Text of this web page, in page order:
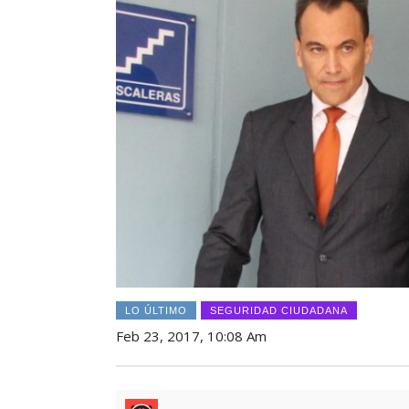
LO ÚLTIMO SEGURIDAD CIUDADANA
Feb 23, 2017, 10:08 Am